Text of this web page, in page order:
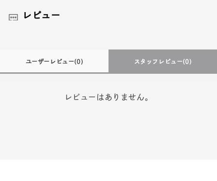
レビュー
ユーザーレビュー(0) スタッフレビュー(0)
レビューはありません。